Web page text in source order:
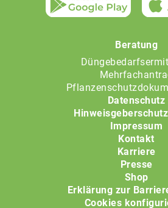
Beratung
Datenschutz
Impressum
Kontakt
Karriere
Presse
Shop
Erklärung zur
Cookies